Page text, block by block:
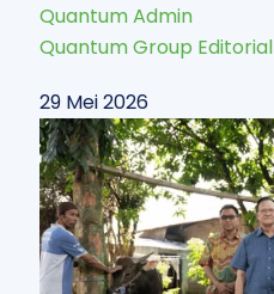
Quantum Admin
Quantum Group Editorial
29 Mei 2026